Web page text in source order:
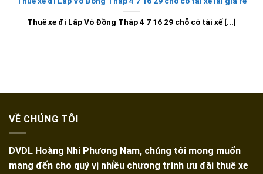
Thuê xe đi Lấp Vò Đồng Tháp 4 7 16 29 chỗ có tài xế [...]
VỀ CHÚNG TÔI
DVDL Hoàng Nhi Phương Nam, chúng tôi mong muốn
mang đến cho quý vị nhiều chương trình ưu đãi thuê xe